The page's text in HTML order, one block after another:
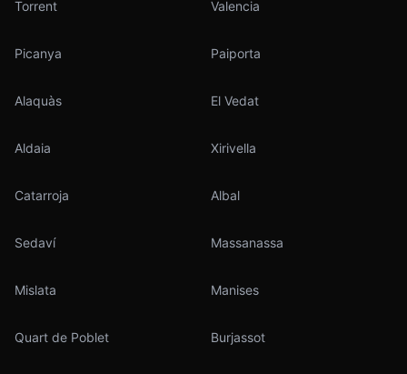
Torrent Valencia
Picanya Paiporta
Alaquàs El Vedat
Aldaia Xirivella
Catarroja Albal
Sedaví Massanassa
Mislata Manises
Quart de Poblet Burjassot